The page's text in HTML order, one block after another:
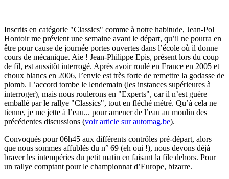
Inscrits en catégorie "Classics" comme à notre habitude, Jean-Pol
Hontoir me prévient une semaine avant le départ, qu’il ne pourra en
être pour cause de journée portes ouvertes dans l’école où il donne
cours de mécanique. Aie ! Jean-Philippe Epis, présent lors du coup
de fil, est aussitôt interrogé. Après avoir roulé en France en 2005 et
choux blancs en 2006, l’envie est très forte de remettre la godasse de
plomb. L’accord tombe le lendemain (les instances supérieures à
interroger), mais nous roulerons en "Experts", car il n’est guère
emballé par le rallye "Classics", tout en fléché métré. Qu’à cela ne
tienne, je me jette à l’eau... pour amener de l’eau au moulin des
précédentes discussions (voir article sur automag.be).
Convoqués pour 06h45 aux différents contrôles pré-départ, alors
que nous sommes affublés du n° 69 (eh oui !), nous devons déjà
braver les intempéries du petit matin en faisant la file dehors. Pour
un rallye comptant pour le championnat d’Europe, bizarre.